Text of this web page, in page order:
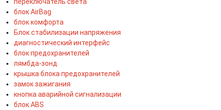
блок AirBag
блок комфорта
Блок стабилизации напряжения
диагностический интерфейс
блок предохранителей
лямбда-зонд
крышка блока предохранителей
замок зажигания
кнопка аварийной сигнализации
блок ABS